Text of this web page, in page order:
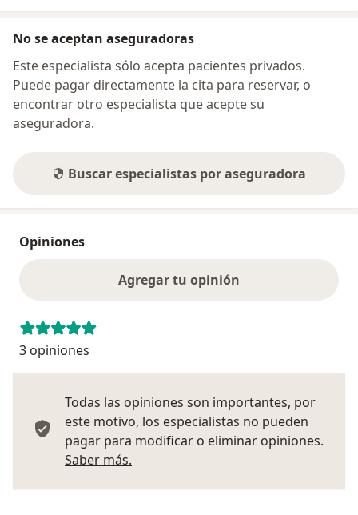
No se aceptan aseguradoras
Este especialista sólo acepta pacientes privados.
Puede pagar directamente la cita para reservar, o
encontrar otro especialista que acepte su
aseguradora.
Buscar especialistas por aseguradora
Opiniones
Agregar tu opinión
3 opiniones
Todas las opiniones son importantes, por
este motivo, los especialistas no pueden
pagar para modificar o eliminar opiniones.
Saber más.